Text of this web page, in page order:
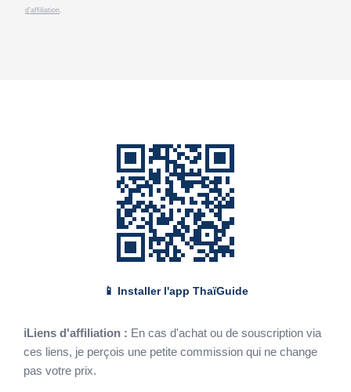
d’affiliation
📱 Installer l'app ThaïGuide
ℹLiens d'affiliation : En cas d'achat ou de souscription via
ces liens, je perçois une petite commission qui ne change
pas votre prix.